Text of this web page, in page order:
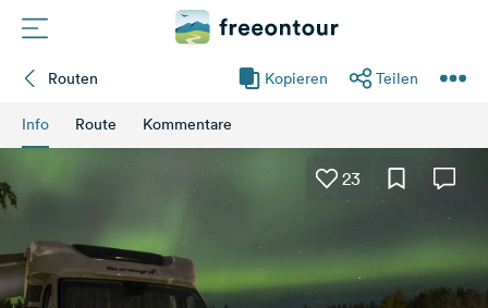
Partner
Routen Kopieren Teilen
Info Route Kommentare
23